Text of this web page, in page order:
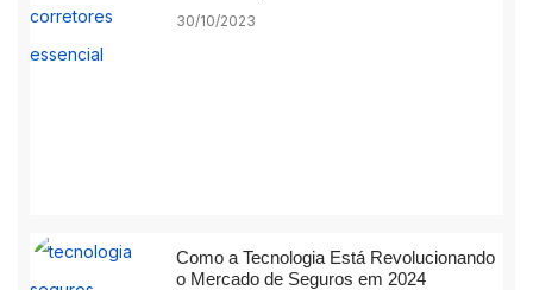
30/10/2023
Como a Tecnologia Está Revolucionando
o Mercado de Seguros em 2024